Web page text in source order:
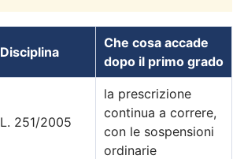
Disciplina
Che cosa accade
dopo il primo grado
L. 251/2005
la prescrizione
continua a correre,
con le sospensioni
ordinarie